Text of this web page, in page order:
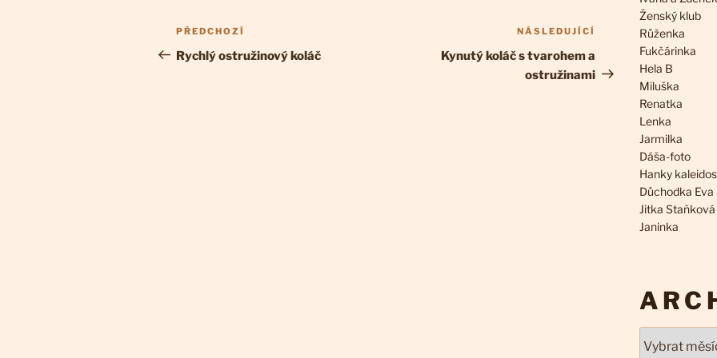
Navigace
pro
Předchozí
příspěvek
PŘEDCHOZÍ
Rychlý ostružinový koláč
Následující
příspěvek
NÁSLEDUJÍCÍ
Kynutý koláč s tvarohem a
ostružinami
Ženský klub
Růženka
Fukčárinka
Hela B
Miluška
Renatka
Lenka
Jarmilka
Dáša-foto
Hanky
Důchodka Eva
Jitka Staňková
Janinka